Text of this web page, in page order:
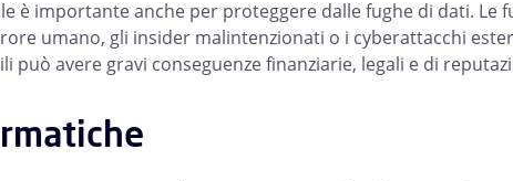
è importante anche per proteggere dalle fughe di dati. Le
umano, gli insider malintenzionati o i cyberattacchi
può avere gravi conseguenze finanziarie, legali e di